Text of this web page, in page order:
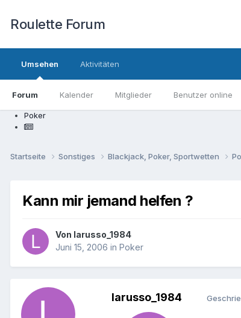
Roulette Forum
Umsehen
Forum Kalender Mitglieder Benutzer online
Aktivitäten
Poker
Startseite Sonstiges Blackjack, Poker, Sportwetten
Kann mir jemand helfen ?
Von larusso_1984
Juni 15, 2006 in Poker
larusso_1984